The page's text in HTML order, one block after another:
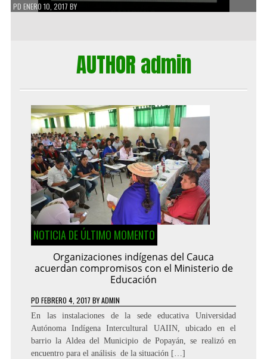
PD ENERO 10, 2017 BY
AUTHOR admin
NOTICIA DE ÚLTIMO MOMENTO
Organizaciones indígenas del Cauca
acuerdan compromisos con el Ministerio de
Educación
PD FEBRERO 4, 2017 BYADMIN
En las instalaciones de la sede educativa Universidad
Autónoma Indígena Intercultural UAIIN, ubicado en el
barrio la Aldea del Municipio de Popayán, se realizó en
encuentro para el análisis de la situación […]